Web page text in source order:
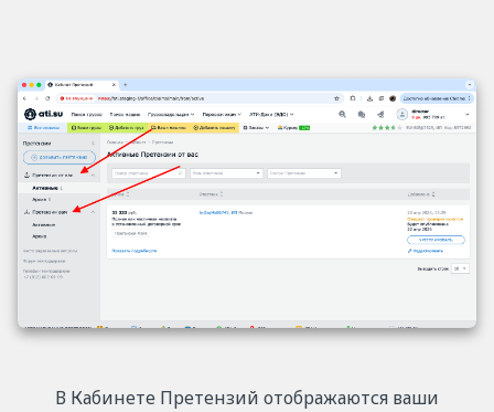
В Кабинете Претензий отображаются ваши